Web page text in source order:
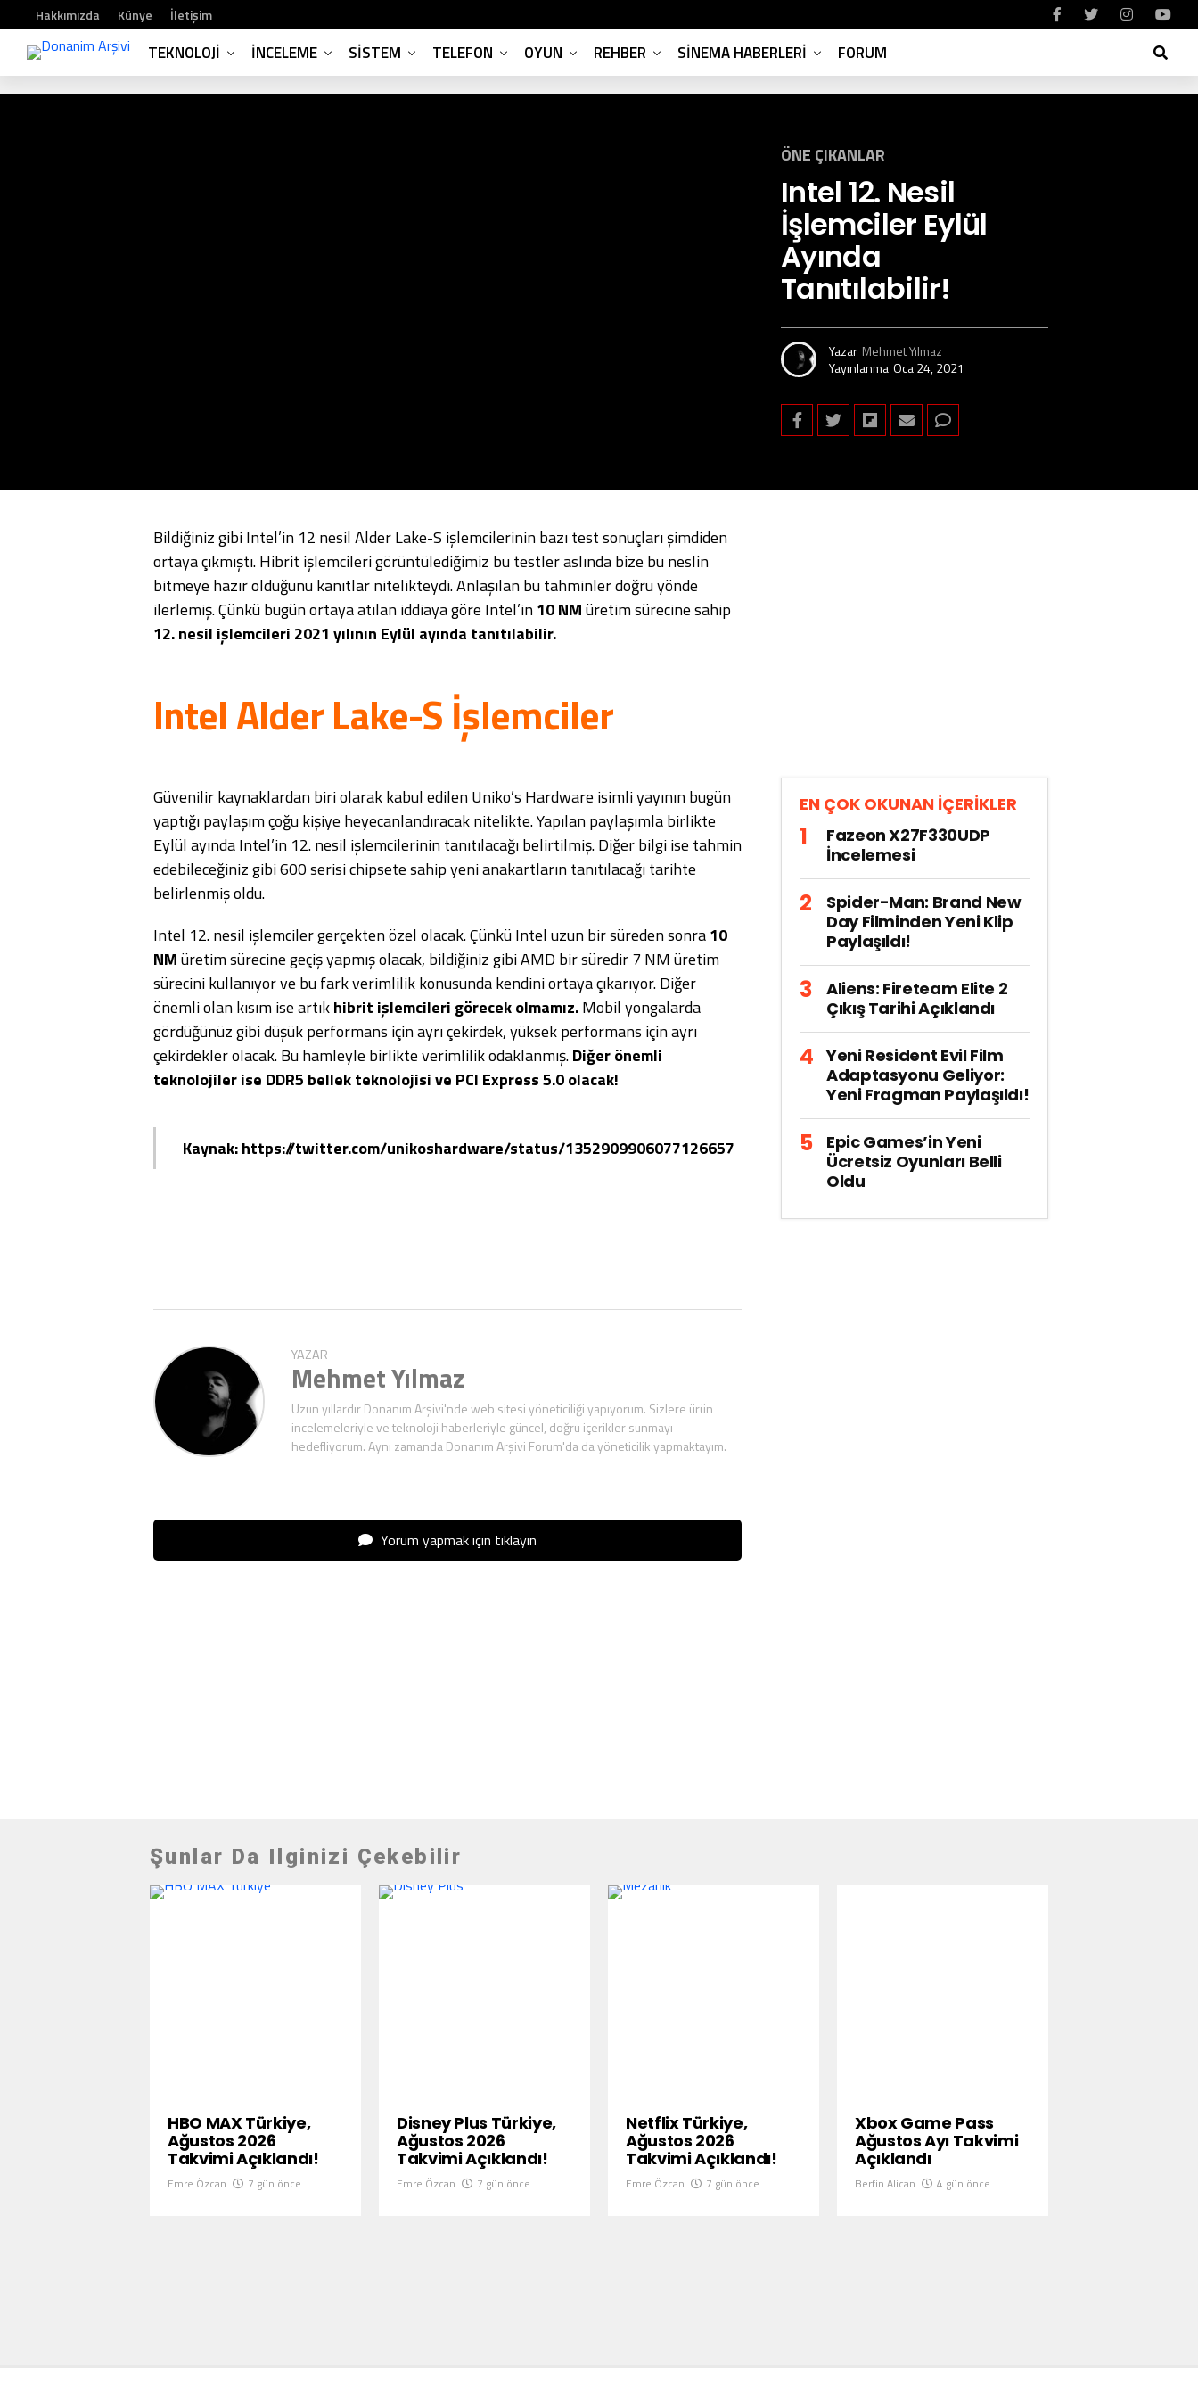
Hakkımızda Künye İletişim
TEKNOLOJI İNCELEME SISTEM TELEFON OYUN REHBER SINEMA HABERLERI FORUM
ÖNE ÇIKANLAR
Intel 12. Nesil
İşlemciler Eylül
Ayında
Tanıtılabilir!
Yazar Mehmet Yılmaz
Yayınlanma Oca 24, 2021
Bildiğiniz gibi Intel’in 12 nesil Alder Lake-S işlemcilerinin bazı test sonuçları şimdiden
ortaya çıkmıştı. Hibrit işlemcileri görüntülediğimiz bu testler aslında bize bu neslin
bitmeye hazır olduğunu kanıtlar nitelikteydi. Anlaşılan bu tahminler doğru yönde
ilerlemiş. Çünkü bugün ortaya atılan iddiaya göre Intel’in10 NMüretim sürecine sahip
12. nesil işlemcileri 2021 yılının Eylül ayında tanıtılabilir.
Intel Alder Lake-S İşlemciler
Güvenilir kaynaklardan biri olarak kabul edilen Uniko’s Hardware isimli yayının bugün
yaptığı paylaşım çoğu kişiye heyecanlandıracak nitelikte. Yapılan paylaşımla birlikte
Eylül ayında Intel’in 12. nesil işlemcilerinin tanıtılacağı belirtilmiş. Diğer bilgi ise tahmin
edebileceğiniz gibi 600 serisi chipsete sahip yeni anakartların tanıtılacağı tarihte
belirlenmiş oldu.
Intel 12. nesil işlemciler gerçekten özel olacak. Çünkü Intel uzun bir süreden sonra10
NMüretim sürecine geçiş yapmış olacak, bildiğiniz gibi AMD bir süredir 7 NM üretim
sürecini kullanıyor ve bu fark verimlilik konusunda kendini ortaya çıkarıyor. Diğer
önemli olan kısım ise artıkhibrit işlemcileri görecek olmamız.Mobil yongalarda
gördüğünüz gibi düşük performans için ayrı çekirdek, yüksek performans için ayrı
çekirdekler olacak. Bu hamleyle birlikte verimlilik odaklanmış.Diğer önemli
teknolojiler ise DDR5 bellek teknolojisi ve PCI Express 5.0 olacak!
Kaynak: https://twitter.com/unikoshardware/status/1352909906077126657
YAZAR
Mehmet Yılmaz
Uzun yıllardır Donanım Arşivi'nde web sitesi yöneticiliği yapıyorum. Sizlere ürün
incelemeleriyle ve teknoloji haberleriyle güncel, doğru içerikler sunmayı
hedefliyorum. Aynı zamanda Donanım Arşivi Forum'da da yöneticilik yapmaktayım.
Yorum yapmak için tıklayın
EN ÇOK OKUNAN İÇERİKLER
Fazeon X27F330UDP
İncelemesi
Spider-Man: Brand New
Day Filminden Yeni Klip
Paylaşıldı!
Aliens: Fireteam Elite 2
Çıkış Tarihi Açıklandı
Yeni Resident Evil Film
Adaptasyonu Geliyor:
Yeni Fragman Paylaşıldı!
Epic Games’in Yeni
Ücretsiz Oyunları Belli
Oldu
Şunlar Da Ilginizi Çekebilir
HBO MAX Türkiye,
Ağustos 2026
Takvimi Açıklandı!
Emre Özcan 7 gün önce
Disney Plus Türkiye,
Ağustos 2026
Takvimi Açıklandı!
Emre Özcan 7 gün önce
Netflix Türkiye,
Ağustos 2026
Takvimi Açıklandı!
Emre Özcan 7 gün önce
Xbox Game Pass
Ağustos Ayı Takvimi
Açıklandı
Berfin Alican 4 gün önce